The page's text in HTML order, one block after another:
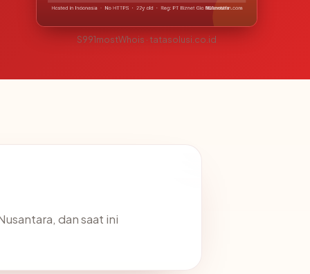
S991mostWhois · tatasolusi.co.id
dan saat ini